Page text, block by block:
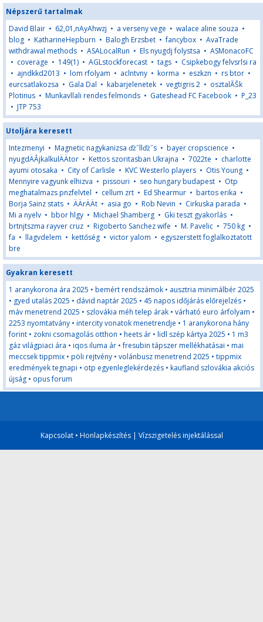
Népszerű tartalmak
David Blair • 62,01,nAyAhwzj • a verseny vege • walace aline souza •
blog • KatharineHepburn • Balogh Erzsbet •fancybox • AvaTrade
withdrawal methods • ASALocalRun • Els nyugdj folystsa • ASMonacoFC
• coverage • 149(1) • AGLstockforecast • tags • Csipkebogy felvsrlsi ra
• ajndkkd2013 • lom rfolyam • aclntvny • korma • eszkzn • rs btor •
eurcsatlakozsa • Gala Dal • kabarjelenetek • vegtigris 2 • osztalĂŠk
Plotinus • Munkavllali rendes felmonds • Gateshead FC Facebook • P_23
• JTP 753
Utoljára keresett
Intezmenyi • Magnetic nagykanizsa ďż˝llďż˝s • bayer cropscience •
nyugdÄÂ­jkalkulÄÄtor • Kettos szoritasban Ukrajna • 7022te • charlotte
ayumi otosaka • City of Carlisle • KVC Westerlo players • Otis Young •
Mennyire vagyunk elhizva • pissouri • seo hungary budapest • Otp
meghatalmazs pnzfelvtel • cellum zrt • Ed Shearmur • bartos erika •
Borja Sainz stats • ÄÄrÄÄt • asia go • Rob Nevin • Cirkuska parada •
Mi a nyelv • bbor hlgy • Michael Shamberg • Gki teszt gyakorlás •
brtnjtszma rayver cruz • Rigoberto Sanchez wife • M. Pavelic • 750 kg •
fa • llagvdelem • kettőség • victor yalom • egyszerstett foglalkoztatott
bre
Gyakran keresett
1 aranykorona ára 2025 • bemért rendszámok • ausztria minimálbér 2025
• gyed utalás 2025 • dávid naptár 2025 • 45 napos időjárás előrejelzés •
máv menetrend 2025 • szlovákia méh telep árak • várható euro árfolyam •
2253 nyomtatvány • intercity vonatok menetrendje • 1 aranykorona hány
forint • zokni csomagolás otthon • heets ár • lidl szép kártya 2025 • 1 m3
gáz világpiaci ára • iqos iluma ár •fresubin tápszer mellékhatásai • mai
meccsek tippmix • pöli rejtvény • volánbusz menetrend 2025 • tippmix
eredmények tegnapi • otp egyenleglekérdezés • kaufland szlovákia akciós
újság • opus forum
Kapcsolat• Honlapkészítés| Vízszigetelés injektálással